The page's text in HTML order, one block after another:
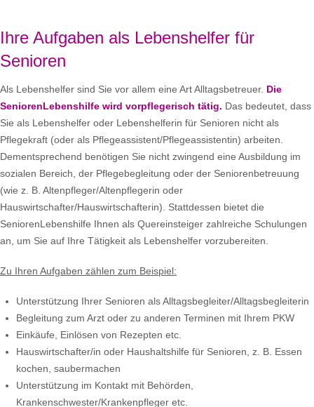
Ihre Aufgaben als Lebenshelfer für
Senioren
Als Lebenshelfer sind Sie vor allem eine Art Alltagsbetreuer. Die
SeniorenLebenshilfe wird vorpflegerisch tätig. Das bedeutet, dass
Sie als Lebenshelfer oder Lebenshelferin für Senioren nicht als
Pflegekraft (oder als Pflegeassistent/Pflegeassistentin) arbeiten.
Dementsprechend benötigen Sie nicht zwingend eine Ausbildung im
sozialen Bereich, der Pflegebegleitung oder der Seniorenbetreuung
(wie z. B. Altenpfleger/Altenpflegerin oder
Hauswirtschafter/Hauswirtschafterin). Stattdessen bietet die
SeniorenLebenshilfe Ihnen als Quereinsteiger zahlreiche Schulungen
an, um Sie auf Ihre Tätigkeit als Lebenshelfer vorzubereiten.
Zu Ihren Aufgaben zählen zum Beispiel:
Unterstützung Ihrer Senioren als Alltagsbegleiter/Alltagsbegleiterin
Begleitung zum Arzt oder zu anderen Terminen mit Ihrem PKW
Einkäufe, Einlösen von Rezepten etc.
Hauswirtschafter/in oder Haushaltshilfe für Senioren, z. B. Essen
kochen, saubermachen
Unterstützung im Kontakt mit Behörden,
Krankenschwester/Krankenpfleger etc.